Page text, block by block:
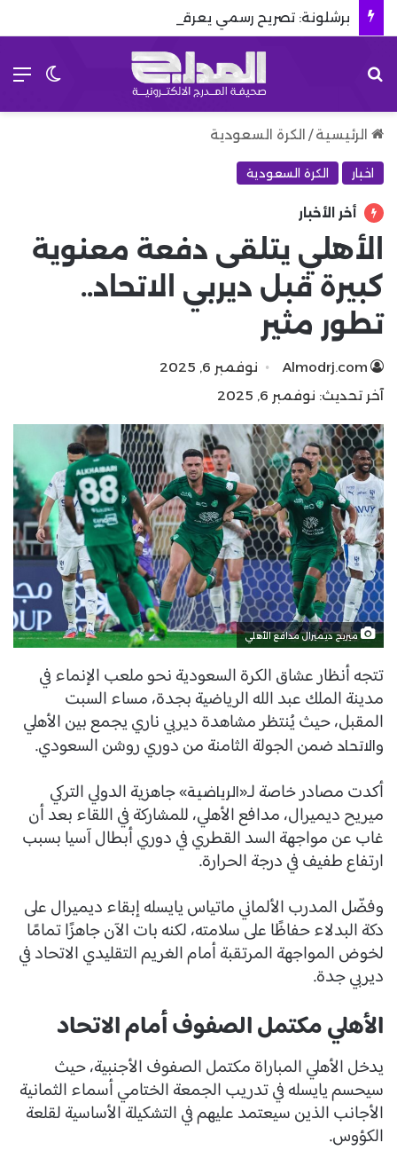
برشلونة: تصريح رسمي يعرقل صفقة المستقبل
الرئيسية / الكرة السعودية
اخبار الكرة السعودية
أخر الأخبار
الأهلي يتلقى دفعة معنوية
كبيرة قبل ديربي الاتحاد..
تطور مثير
Almodrj.com
نوفمبر 6, 2025
آخر تحديث: نوفمبر 6, 2025
ميريح ديميرال مدافع الأهلي
تتجه أنظار عشاق الكرة السعودية نحو ملعب الإنماء في
مدينة الملك عبد الله الرياضية بجدة، مساء السبت
المقبل، حيث يُنتظر مشاهدة ديربي ناري يجمع بين الأهلي
و الاتحاد ضمن الجولة الثامنة من دوري روشن السعودي.
أكدت مصادر خاصة لـ« الرياضية» جاهزية الدولي التركي
ميريح ديميرال، مدافع الأهلي، للمشاركة في اللقاء بعد أن
غاب عن مواجهة السد القطري في دوري أبطال آسيا بسبب
ارتفاع طفيف في درجة الحرارة.
وفضّل المدرب الألماني ماتياس يايسله إبقاء ديميرال على
دكة البدلاء حفاظًا على سلامته، لكنه بات الآن جاهزًا تمامًا
لخوض المواجهة المرتقبة أمام الغريم التقليدي الاتحاد في
ديربي جدة.
الأهلي مكتمل الصفوف أمام الاتحاد
يدخل الأهلي المباراة مكتمل الصفوف الأجنبية، حيث
سيحسم يايسله في تدريب الجمعة الختامي أسماء الثمانية
الأجانب الذين سيعتمد عليهم في التشكيلة الأساسية لقلعة
الكؤوس.